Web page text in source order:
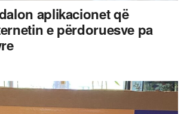
aplikacionet që
e përdoruesve pa